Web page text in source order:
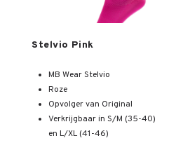
Stelvio Pink
MB Wear Stelvio
Roze
Opvolger van Original
Verkrijgbaar in S/M (35-40)
en L/XL (41-46)